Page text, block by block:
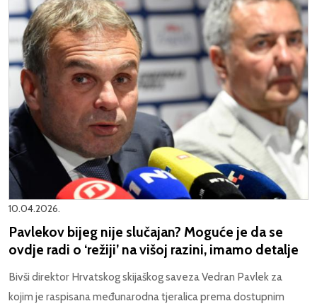
10.04.2026.
Pavlekov bijeg nije slučajan? Moguće je da se
ovdje radi o ‘režiji’ na višoj razini, imamo detalje
Bivši direktor Hrvatskog skijaškog saveza Vedran Pavlek za
kojim je raspisana međunarodna tjeralica prema dostupnim